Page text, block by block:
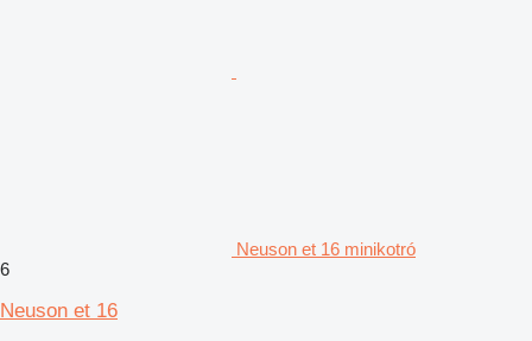
Neuson et 16 minikotró
6
Neuson et 16